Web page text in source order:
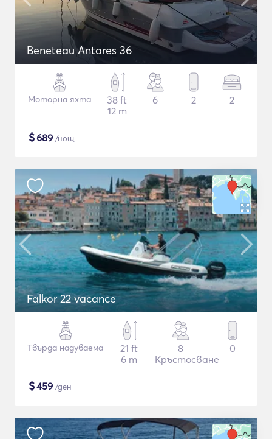
Beneteau Antares 36
Моторна яхта
38 ft
12 m
6 2 2
$689 /нощ
Falkor 22 vacance
Твърда надуваема
21 ft
6 m
8
Кръстосване
0
$459 /ден